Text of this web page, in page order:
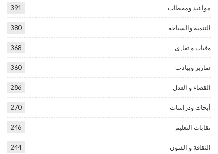
مواعيد ومحطات 391
التنمية والسياحة 380
وفيات و تعازي 368
تقارير وبيانات 360
القضاء و العدل 286
أبحاث ودراسات 270
نقابات التعليم 246
الثقافة و الفنون 244